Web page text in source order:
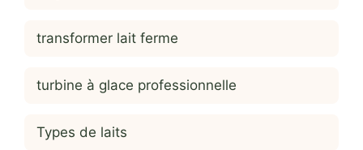
transformer lait ferme
turbine à glace professionnelle
Types de laits